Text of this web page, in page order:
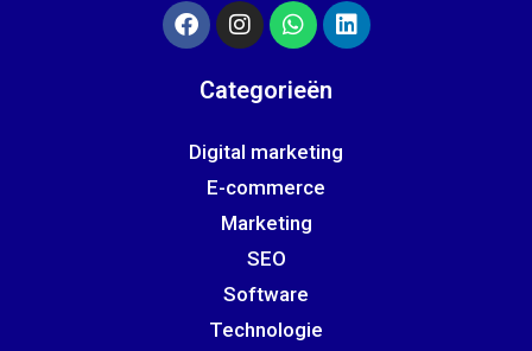
Categorieën
Digital marketing
E-commerce
Marketing
SEO
Software
Technologie